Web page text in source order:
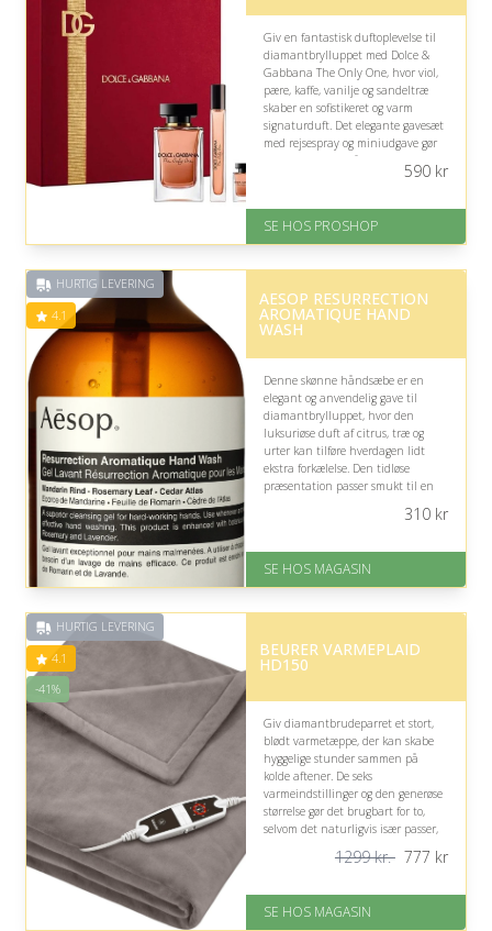
Giv en fantastisk duftoplevelse til
diamantbrylluppet med Dolce &
Gabbana The Only One, hvor viol,
pære, kaffe, vanilje og sandeltræ
skaber en sofistikeret og varm
signaturduft. Det elegante gavesæt
med rejsespray og miniudgave gør
den velegnet til både hverdage og
På lager
Levering: 2-12 hverdage
på 4.4 ud af 5
590kr
SE HOS PROSHOP
HURTIG LEVERING
4.1
AESOP RESURRECTION
AROMATIQUE HAND
WASH
Denne skønne håndsæbe er en
elegant og anvendelig gave til
diamantbrylluppet, hvor den
luksuriøse duft af citrus, træ og
urter kan tilføre hverdagen lidt
ekstra forkælelse. Den tidløse
præsentation passer smukt til en
På lager
Levering: 1-3 dage
af 5
310kr
SE HOS MAGASIN
HURTIG LEVERING
4.1
-41%
BEURER VARMEPLAID
HD150
Giv diamantbrudeparret et stort,
blødt varmetæppe, der kan skabe
hyggelige stunder sammen på
kolde aftener. De seks
varmeindstillinger og den generøse
størrelse gør det brugbart for to,
selvom det naturligvis især passer,
På lager
Levering: 1-3 dage
1299 kr. 777 kr
SE HOS MAGASIN